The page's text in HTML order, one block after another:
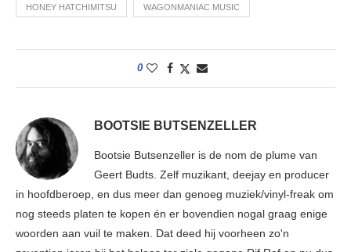
HONEY HATCHIMITSU WAGONMANIAC MUSIC
0
BOOTSIE BUTSENZELLER
Bootsie Butsenzeller is de nom de plume van
Geert Budts. Zelf muzikant, deejay en producer
in hoofdberoep, en dus meer dan genoeg muziek/vinyl-freak om
nog steeds platen te kopen én er bovendien nogal graag enige
woorden aan vuil te maken. Dat deed hij voorheen zo'n